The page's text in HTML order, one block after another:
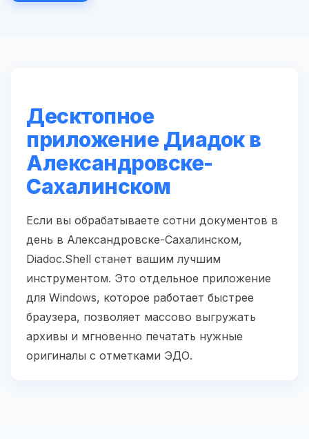
Десктопное
приложение Диадок в
Александровске-
Сахалинском
Если вы обрабатываете сотни документов в
день в Александровске-Сахалинском,
Diadoc.Shell станет вашим лучшим
инструментом. Это отдельное приложение
для Windows, которое работает быстрее
браузера, позволяет массово выгружать
архивы и мгновенно печатать нужные
оригиналы с отметками ЭДО.